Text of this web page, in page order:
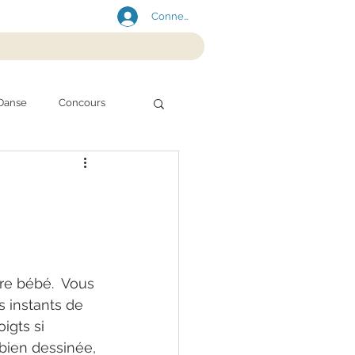
Connexion
Concours
bébé.  Vous
instants de
si
dessinée,